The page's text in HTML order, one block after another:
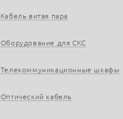
Кабель витая пара
Оборудование для СКС
Телекоммуникационные шкафы
Оптический кабель